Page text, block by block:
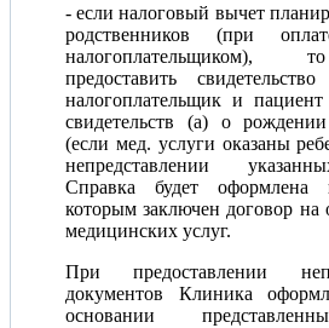
- если налоговый вычет
родственников (при
налогоплательщиком),
предоставить
налогоплательщик и
свидетельств (а) о
(если мед. услуги оказаны
непредставлении
Справка будет
которым заключен договор на
медицинских услуг.
При предоставлении
документов Клиника
основании